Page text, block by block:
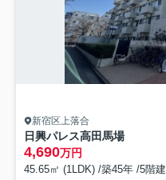
新宿区上落合
日興パレス高田馬場
4,690万円
45.65㎡ (1LDK) /築45年 /5階建